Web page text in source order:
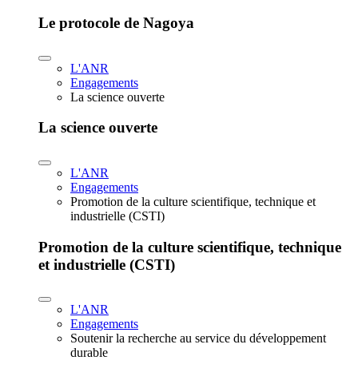
Le protocole de Nagoya
L'ANR
Engagements
La science ouverte
La science ouverte
L'ANR
Engagements
Promotion de la culture scientifique, technique et
industrielle (CSTI)
Promotion de la culture scientifique, technique
et industrielle (CSTI)
L'ANR
Engagements
Soutenir la recherche au service du développement
durable